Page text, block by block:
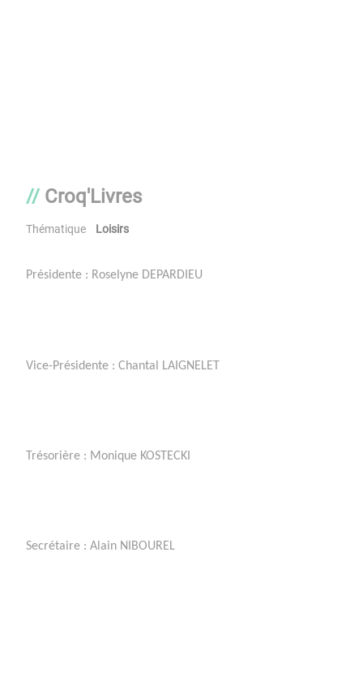
Croq'Livres
Thématique Loisirs
Présidente : Roselyne DEPARDIEU
Vice-Présidente : Chantal LAIGNELET
Trésorière : Monique KOSTECKI
Secrétaire : Alain NIBOUREL